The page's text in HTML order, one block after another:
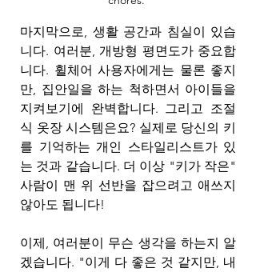
마지막으로, 생활 공간과 침실이 있습
니다. 여러분, 개방형 평면도가 중요합
니다. 휠체어 사용자에게는 물론 좋지
만, 집안일을 하는 척하면서 아이들을
지켜보기에 완벽합니다. 그리고 조절
식 옷장 시스템은요? 실제로 당신의 키
를 기억하는 개인 스타일리스트가 있
는 것과 같습니다. 더 이상 "키가 작은"
사람이 맨 위 선반을 잡으려고 애쓰지
않아도 됩니다!
이제, 여러분이 무슨 생각을 하는지 알
겠습니다. "이게 다 좋은 것 같지만, 내